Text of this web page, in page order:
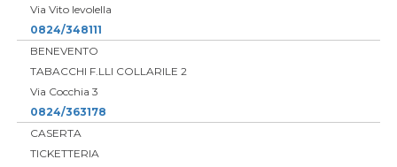
Via Vito levolella
0824/348111
BENEVENTO
TABACCHI F.LLI COLLARILE 2
Via Cocchia 3
0824/363178
CASERTA
TICKETTERIA